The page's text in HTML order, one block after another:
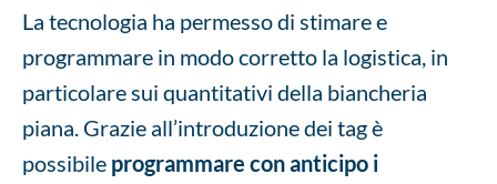
La tecnologia ha permesso di stimare e
programmare in modo corretto la logistica, in
particolare sui quantitativi della biancheria
piana. Grazie all’introduzione dei tag è
possibile programmare con anticipo i